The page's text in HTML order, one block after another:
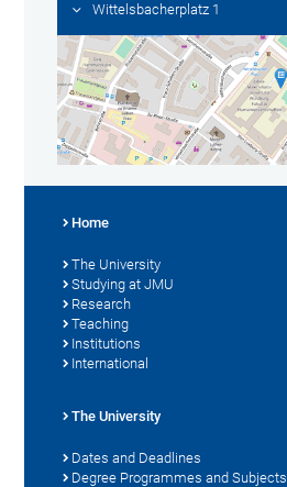
Wittelsbacherplatz 1
Home
The University
Studying at JMU
Research
Teaching
Institutions
International
The University
Dates and Deadlines
Degree Programmes and Subjects